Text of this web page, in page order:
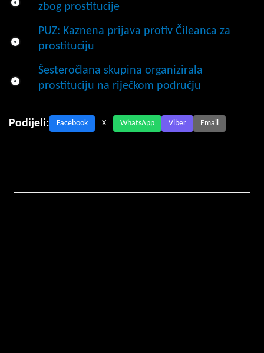
zbog prostitucije
PUZ: Kaznena prijava protiv Čileanca za
prostituciju
Šesteročlana skupina organizirala
prostituciju na riječkom području
Podijeli: Facebook X WhatsApp Viber Email